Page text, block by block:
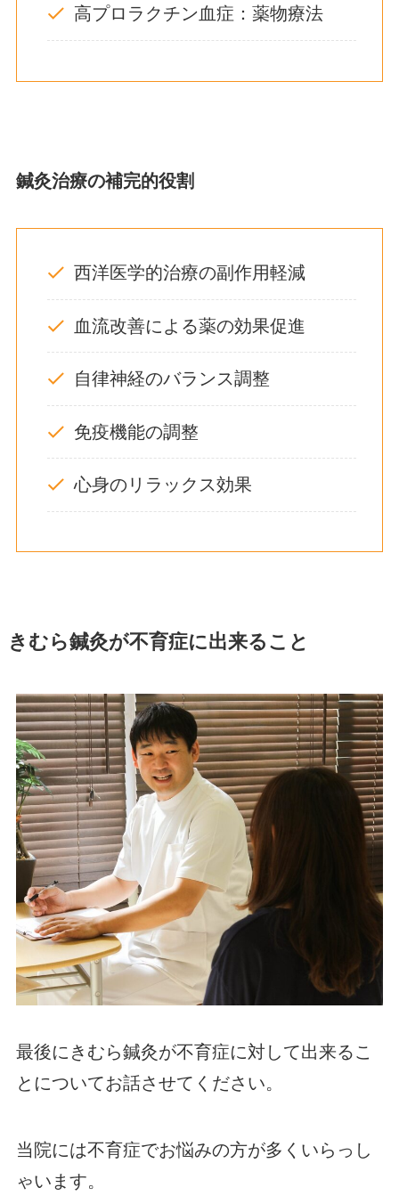
高プロラクチン血症：薬物療法
鍼灸治療の補完的役割
西洋医学的治療の副作用軽減
血流改善による薬の効果促進
自律神経のバランス調整
免疫機能の調整
心身のリラックス効果
きむら鍼灸が不育症に出来ること
最後にきむら鍼灸が不育症に対して出来るこ
とについてお話させてください。
当院には不育症でお悩みの方が多くいらっし
ゃいます。